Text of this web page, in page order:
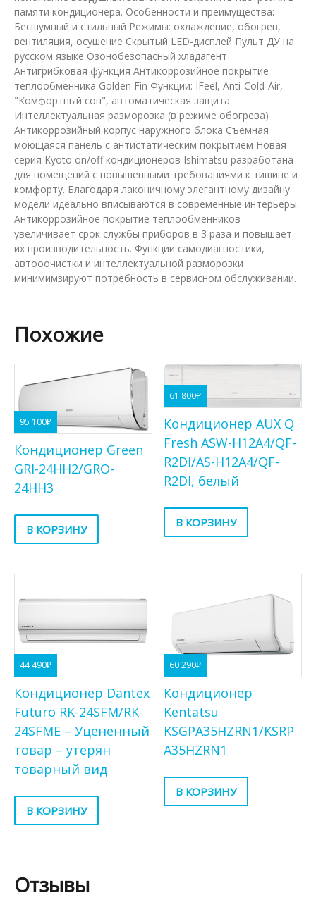
памяти кондиционера. Особенности и преимущества:
Бесшумный и стильный Режимы: охлаждение, обогрев,
вентиляция, осушение Скрытый LED-дисплей Пульт ДУ на
русском языке Озонобезопасный хладагент
Антигрибковая функция Антикоррозийное покрытие
теплообменника Golden Fin Функции: IFeel, Anti-Cold-Air,
"Комфортный сон", автоматическая защита
Интеллектуальная разморозка (в режиме обогрева)
Антикоррозийный корпус наружного блока Съемная
моющаяся панель с антистатическим покрытием Новая
серия Kyoto on/off кондиционеров Ishimatsu разработана
для помещений с повышенными требованиями к тишине и
комфорту. Благодаря лаконичному элегантному дизайну
модели идеально вписываются в современные интерьеры.
Антикоррозийное покрытие теплообменников
увеличивает срок службы приборов в 3 раза и повышает
их производительность. Функции самодиагностики,
автооочистки и интеллектуальной разморозки
минимимзируют потребность в сервисном обслуживании.
Похожие
95 100₽
Кондиционер Green
GRI-24HH2/GRO-
24HH3
В КОРЗИНУ
61 800₽
Кондиционер AUX Q
Fresh ASW-H12A4/QF-
R2DI/AS-H12A4/QF-
R2DI, белый
В КОРЗИНУ
44 490₽
Кондиционер Dantex
Futuro RK-24SFM/RK-
24SFME – Уцененный
товар – утерян
товарный вид
В КОРЗИНУ
60 290₽
Кондиционер
Kentatsu
KSGPA35HZRN1/KSRP
A35HZRN1
В КОРЗИНУ
Отзывы